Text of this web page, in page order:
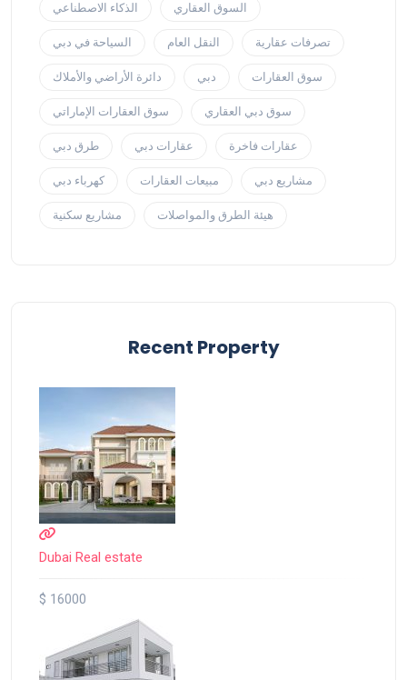
الذكاء الاصطناعي السوق العقاري
السياحة في دبي النقل العام تصرفات عقارية
دائرة الأراضي والأملاك دبي سوق العقارات
سوق العقارات الإماراتي سوق دبي العقاري
طرق دبي عقارات دبي عقارات فاخرة
كهرباء دبي مبيعات العقارات مشاريع دبي
مشاريع سكنية هيئة الطرق والمواصلات
Recent Property
Dubai Real estate
$ 16000